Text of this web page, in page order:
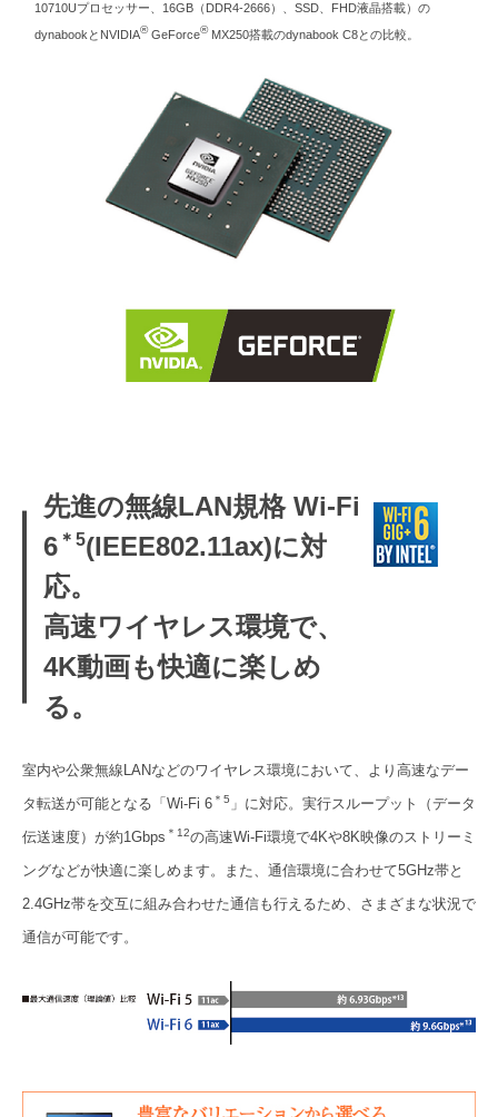
10710Uプロセッサー、16GB（DDR4-2666）、SSD、FHD液晶搭載）の
dynabookとNVIDIA®GeForce®MX250搭載のdynabook C8との比較。
先進の無線LAN規格 Wi-Fi
6 ＊5(IEEE802.11ax)に対
応。
高速ワイヤレス環境で、
4K動画も快適に楽しめ
る。
室内や公衆無線LANなどのワイヤレス環境において、より高速なデー
タ転送が可能となる「Wi-Fi 6 ＊5 」に対応。実行スループット（データ
伝送速度）が約1Gbps ＊12の高速Wi-Fi環境で4Kや8K映像のストリーミ
ングなどが快適に楽しめます。また、通信環境に合わせて5GHz帯と
2.4GHz帯を交互に組み合わせた通信も行えるため、さまざまな状況で
通信が可能です。